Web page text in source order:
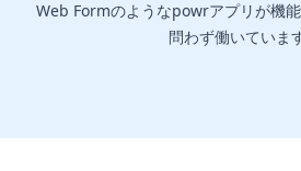
Web Formのようなpowrアプリが機
問わず働いていま